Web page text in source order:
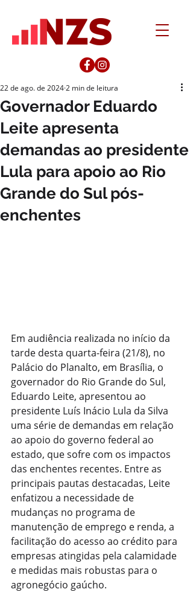
Governador Eduardo
Leite apresenta
demandas ao presidente
Lula para apoio ao Rio
Grande do Sul pós-
enchentes
22 de ago. de 20242 min de leitura
Em audiência realizada no início da
tarde desta quarta-feira (21/8), no
Palácio do Planalto, em Brasília, o
governador do Rio Grande do Sul,
Eduardo Leite, apresentou ao
presidente Luís Inácio Lula da Silva
uma série de demandas em relação
ao apoio do governo federal ao
estado, que sofre com os impactos
das enchentes recentes. Entre as
principais pautas destacadas, Leite
enfatizou a necessidade de
mudanças no programa de
manutenção de emprego e renda, a
facilitação do acesso ao crédito para
empresas atingidas pela calamidade
e medidas mais robustas para o
agronegócio gaúcho.